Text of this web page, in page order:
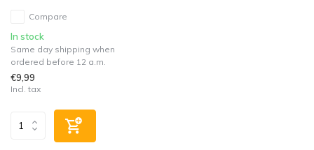
Compare
In stock
Same day shipping when
ordered before 12 a.m.
€9,99
Incl. tax